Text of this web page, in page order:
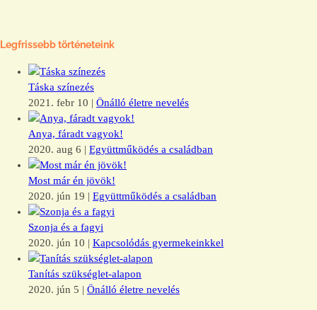
Legfrissebb történeteink
Táska színezés
2021. febr 10 | Önálló életre nevelés
Anya, fáradt vagyok!
2020. aug 6 | Együttműködés a családban
Most már én jövök!
2020. jún 19 | Együttműködés a családban
Szonja és a fagyi
2020. jún 10 | Kapcsolódás gyermekeinkkel
Tanítás szükséglet-alapon
2020. jún 5 | Önálló életre nevelés